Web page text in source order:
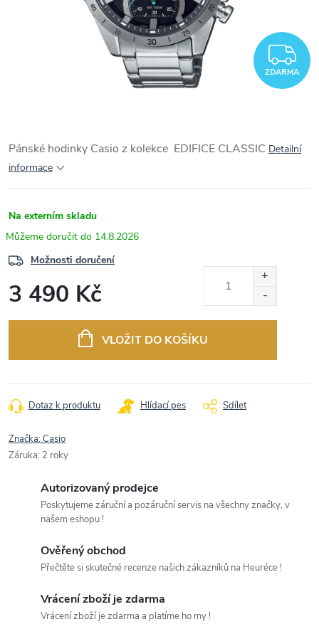
ZDARMA
Pánské hodinky Casio z kolekce EDIFICE CLASSIC Detailní
informace
Na externím skladu
14.8.2026
Možnosti doručení
3 490 Kč
VLOŽIT DO KOŠÍKU
Dotaz k produktu Hlídací pes Sdílet
Značka:Casio
Záruka: 2 roky
Autorizovaný prodejce
Poskytujeme záruční a pozáruční servis na všechny značky, v
našem eshopu !
Ověřený obchod
Přečtěte si skutečné recenze našich zákazníků na Heuréce !
Vrácení zboží je zdarma
Vrácení zboží je zdarma a platíme ho my !